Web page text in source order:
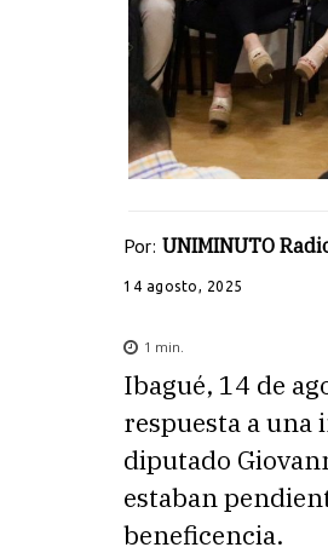
Por: UNIMINUTO
14 agosto, 2025
1 min.
Ibagué, 14 de
respuesta a
diputado
estaban
beneficencia.